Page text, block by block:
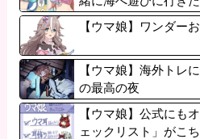
【ウマ娘】ワンダー
【ウマ娘】海外トレ
の最高の夜
【ウマ娘】公式にも
ェックリスト」がこち